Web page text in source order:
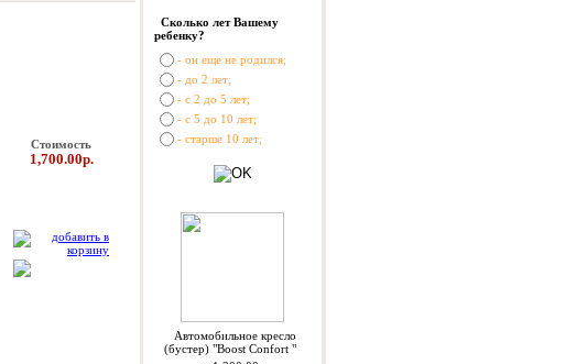
Стоимость
1,700.00р.
Сколько лет Вашему
ребенку?
- он еще не родился;
- до 2 лет;
- с 2 до 5 лет;
- с 5 до 10 лет;
- старше 10 лет;
Автомобильное кресло
(бустер) "Boost Confort "